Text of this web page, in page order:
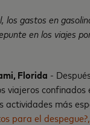
los gastos en
en los viajes
Florida -
viajeros
actividades más
para el despegue?,